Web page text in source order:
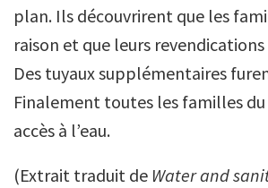
plan. Ils découvrirent que les
raison et que leurs
Des tuyaux supplémentaires
Finalement toutes les familles
accès à l’eau.
(Extrait traduit de Water and